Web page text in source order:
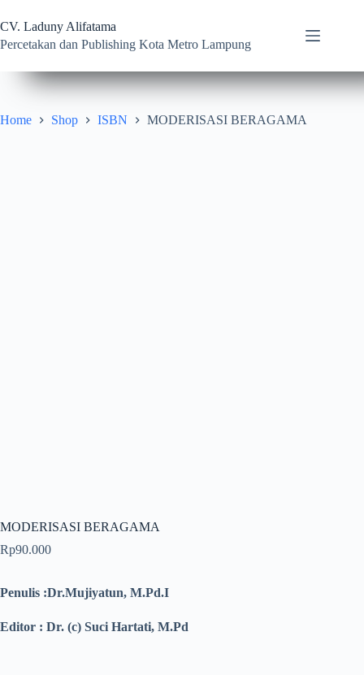
to
content
CV. Laduny Alifatama
Percetakan dan Publishing Kota Metro Lampung
Home Shop ISBN MODERISASI BERAGAMA
MODERISASI BERAGAMA
Rp90.000
Penulis :Dr.Mujiyatun, M.Pd.I
Editor : Dr. (c) Suci Hartati, M.Pd